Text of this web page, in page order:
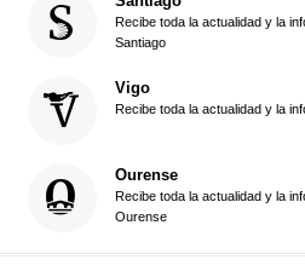
Recibe toda la actualidad y la
Santiago
Vigo
Recibe toda la actualidad y la
Ourense
Recibe toda la actualidad y la
Ourense